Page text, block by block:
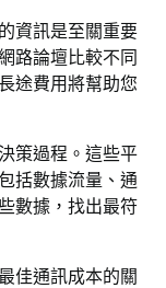
資訊是至關重要
路論壇比較不同
途費用將幫助您
策過程。這些平
括數據流量、通
數據，找出最符
佳通訊成本的關